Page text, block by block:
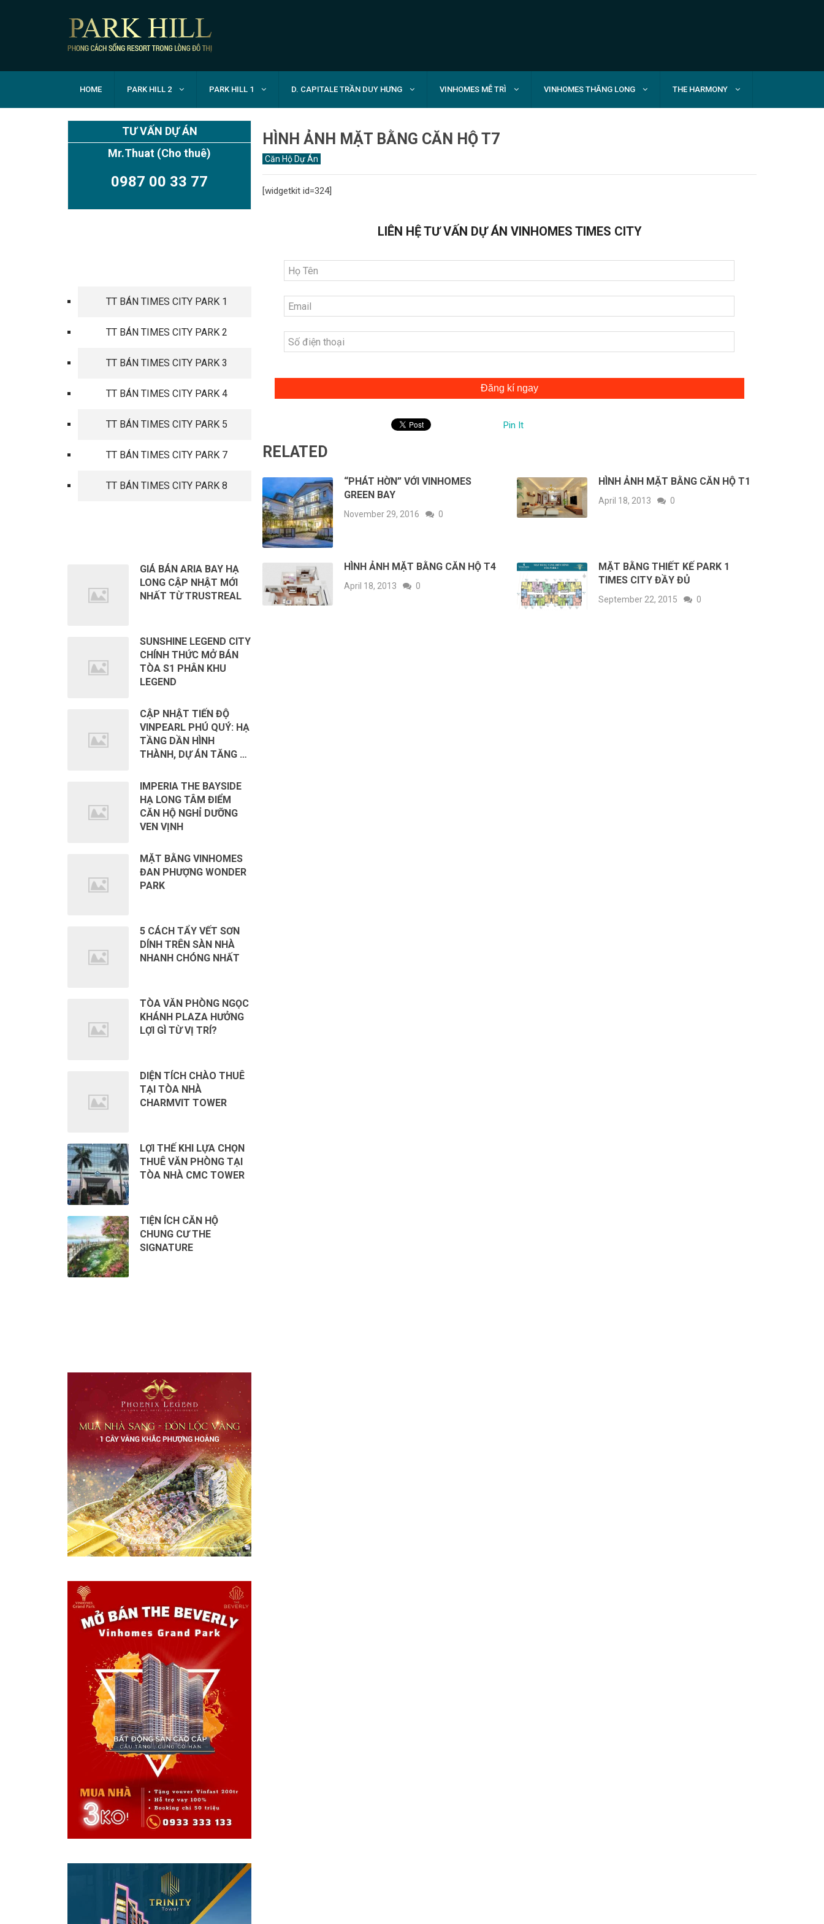
HOME PARK HILL 2 PARK HILL 1 D. CAPITALE TRẦN DUY HƯNG VINHOMES MỄ TRÌ VINHOMES THĂNG LONG THE HARMONY
HÌNH ẢNH MẶT BẰNG CĂN HỘ T7
Căn Hộ Dự Án
[widgetkit id=324]
LIÊN HỆ TƯ VẤN DỰ ÁN VINHOMES TIMES CITY
Đăng kí ngay
Pin It
RELATED
“PHÁT HỜN” VỚI VINHOMES
GREEN BAY
November 29, 2016 0
HÌNH ẢNH MẶT BẰNG CĂN HỘ T1
April 18, 2013 0
HÌNH ẢNH MẶT BẰNG CĂN HỘ T4
April 18, 2013 0
MẶT BẰNG THIẾT KẾ PARK 1
TIMES CITY ĐẦY ĐỦ
September 22, 2015 0
TƯ VẤN DỰ ÁN
Mr.Thuat (Cho thuê)
0987 00 33 77
TT BÁN TIMES CITY PARK 1
TT BÁN TIMES CITY PARK 2
TT BÁN TIMES CITY PARK 3
TT BÁN TIMES CITY PARK 4
TT BÁN TIMES CITY PARK 5
TT BÁN TIMES CITY PARK 7
TT BÁN TIMES CITY PARK 8
GIÁ BÁN ARIA BAY HẠ
LONG CẬP NHẬT MỚI
NHẤT TỪ TRUSTREAL
SUNSHINE LEGEND CITY
CHÍNH THỨC MỞ BÁN
TÒA S1 PHÂN KHU
LEGEND
CẬP NHẬT TIẾN ĐỘ
VINPEARL PHÚ QUÝ: HẠ
TẦNG DẦN HÌNH
THÀNH, DỰ ÁN TĂNG …
IMPERIA THE BAYSIDE
HẠ LONG TÂM ĐIỂM
CĂN HỘ NGHỈ DƯỠNG
VEN VỊNH
MẶT BẰNG VINHOMES
ĐAN PHƯỢNG WONDER
PARK
5 CÁCH TẨY VẾT SƠN
DÍNH TRÊN SÀN NHÀ
NHANH CHÓNG NHẤT
TÒA VĂN PHÒNG NGỌC
KHÁNH PLAZA HƯỞNG
LỢI GÌ TỪ VỊ TRÍ?
DIỆN TÍCH CHÀO THUÊ
TẠI TÒA NHÀ
CHARMVIT TOWER
LỢI THẾ KHI LỰA CHỌN
THUÊ VĂN PHÒNG TẠI
TÒA NHÀ CMC TOWER
TIỆN ÍCH CĂN HỘ
CHUNG CƯ THE
SIGNATURE